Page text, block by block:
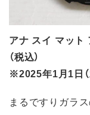
アナ スイ マッ
（税込）
※2025年1月1日（
まるですりガラ